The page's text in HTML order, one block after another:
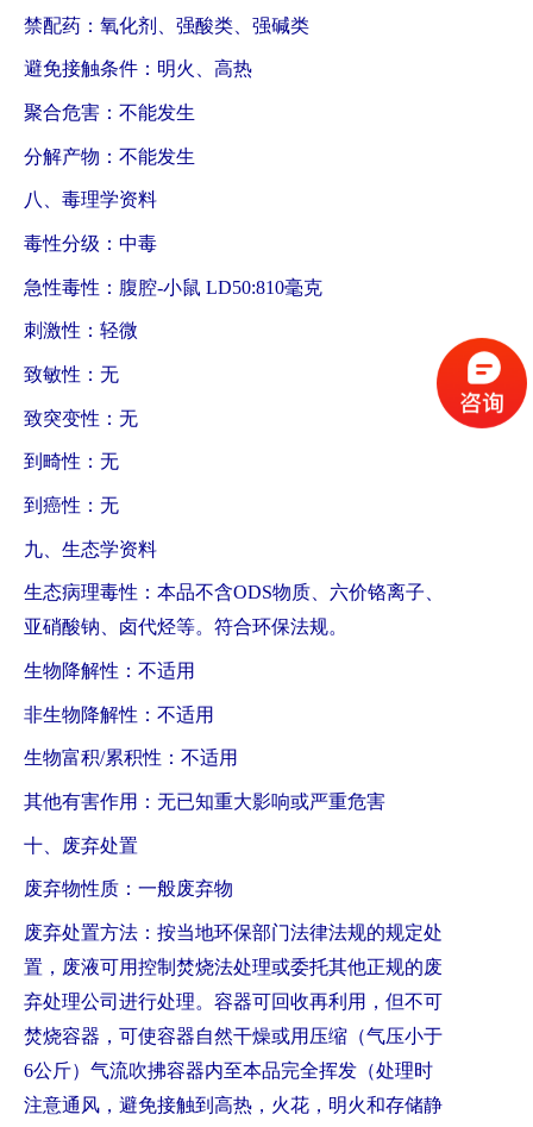
禁配药：氧化剂、强酸类、强碱类
避免接触条件：明火、高热
聚合危害：不能发生
分解产物：不能发生
八、毒理学资料
毒性分级：中毒
急性毒性：腹腔-小鼠 LD50:810毫克
刺激性：轻微
致敏性：无
致突变性：无
到畸性：无
到癌性：无
九、生态学资料
生态病理毒性：本品不含ODS物质、六价铬离子、
亚硝酸钠、卤代烃等。符合环保法规。
生物降解性：不适用
非生物降解性：不适用
生物富积/累积性：不适用
其他有害作用：无已知重大影响或严重危害
十、废弃处置
废弃物性质：一般废弃物
废弃处置方法：按当地环保部门法律法规的规定处
置，废液可用控制焚烧法处理或委托其他正规的废
弃处理公司进行处理。容器可回收再利用，但不可
焚烧容器，可使容器自然干燥或用压缩（气压小于
6公斤）气流吹拂容器内至本品完全挥发（处理时
注意通风，避免接触到高热，火花，明火和存储静